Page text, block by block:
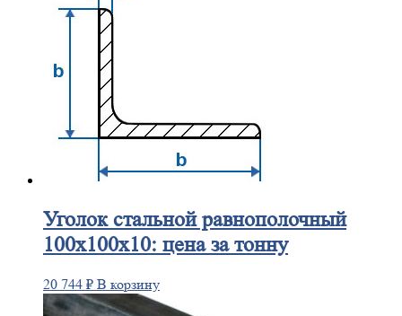
Уголокстальной равнополочный
100х100х10: цена за тонну
20 744 ₽ В корзину